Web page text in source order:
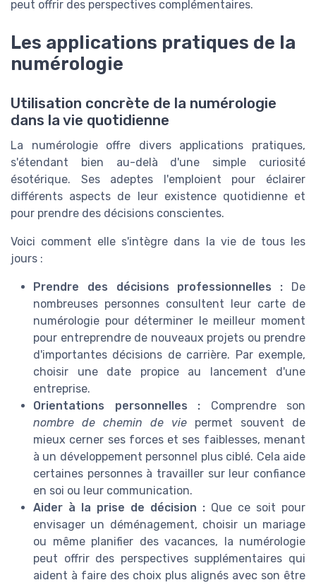
peut offrir des perspectives complémentaires.
Les applications pratiques de la
numérologie
Utilisation concrète de la numérologie
dans la vie quotidienne
La numérologie offre divers applications pratiques,
s'étendant bien au-delà d'une simple curiosité
ésotérique. Ses adeptes l'emploient pour éclairer
différents aspects de leur existence quotidienne et
pour prendre des décisions conscientes.
Voici comment elle s'intègre dans la vie de tous les
jours :
Prendre des décisions professionnelles : De
nombreuses personnes consultent leur carte de
numérologie pour déterminer le meilleur moment
pour entreprendre de nouveaux projets ou prendre
d'importantes décisions de carrière. Par exemple,
choisir une date propice au lancement d'une
entreprise.
Orientations personnelles : Comprendre son
nombre de chemin de vie permet souvent de
mieux cerner ses forces et ses faiblesses, menant
à un développement personnel plus ciblé. Cela aide
certaines personnes à travailler sur leur confiance
en soi ou leur communication.
Aider à la prise de décision : Que ce soit pour
envisager un déménagement, choisir un mariage
ou même planifier des vacances, la numérologie
peut offrir des perspectives supplémentaires qui
aident à faire des choix plus alignés avec son être